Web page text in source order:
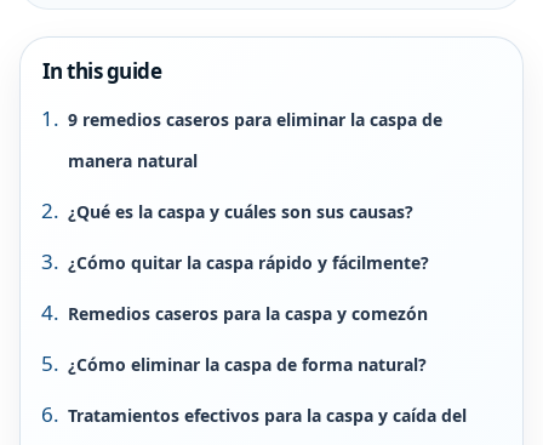
In this guide
9 remedios caseros para eliminar la caspa de
manera natural
¿Qué es la caspa y cuáles son sus causas?
¿Cómo quitar la caspa rápido y fácilmente?
Remedios caseros para la caspa y comezón
¿Cómo eliminar la caspa de forma natural?
Tratamientos efectivos para la caspa y caída del